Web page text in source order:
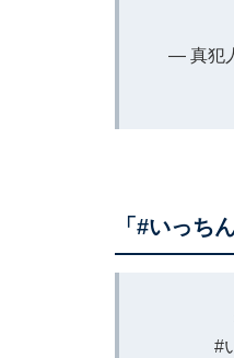
— 真犯
「#いっち
#